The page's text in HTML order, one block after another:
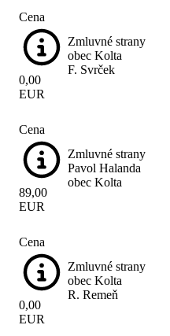
Cena
0,00
EUR
Zmluvné strany
obec Kolta
F. Svrček
Cena
89,00
EUR
Zmluvné strany
Pavol Halanda
obec Kolta
Cena
0,00
EUR
Zmluvné strany
obec Kolta
R. Remeň